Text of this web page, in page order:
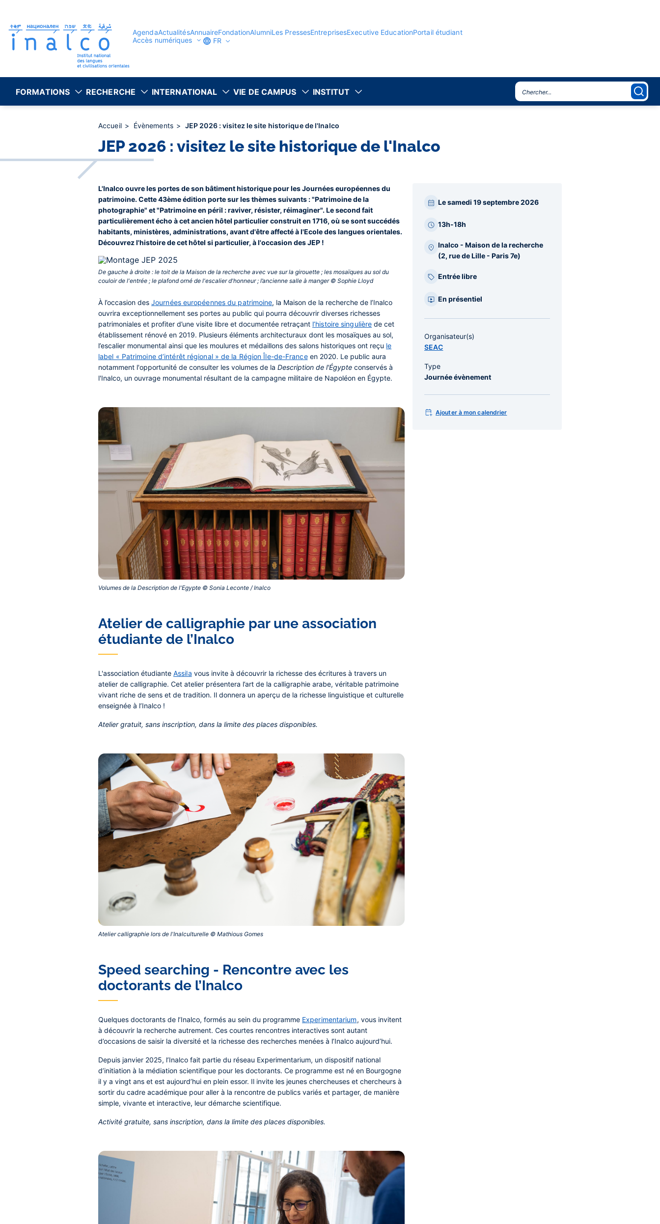
principal
AgendaActualitésAnnuaireFondationAlumniLes PressesEntreprisesExecutive EducationPortail étudiant
Accès numériques
FR
FORMATIONS RECHERCHE INTERNATIONAL VIE DE CAMPUS INSTITUT
Accueil Évènements JEP 2026 : visitez le site historique de l'Inalco
JEP 2026 : visitez le site historique de l'Inalco
L'Inalco ouvre les portes de son bâtiment historique pour les Journées européennes du
patrimoine. Cette 43ème édition porte sur les thèmes suivants : "Patrimoine de la
photographie" et "Patrimoine en péril : raviver, résister, réimaginer". Le second fait
particulièrement écho à cet ancien hôtel particulier construit en 1716, où se sont succédés
habitants, ministères, administrations, avant d'être affecté à l'Ecole des langues orientales.
Découvrez l'histoire de cet hôtel si particulier, à l'occasion des JEP !
De gauche à droite : le toit de la Maison de la recherche avec vue sur la girouette ; les mosaïques au sol du
couloir de l'entrée ; le plafond orné de l'escalier d'honneur ; l’ancienne salle à manger © Sophie Lloyd‎
Paragraphes
barreLe samedi 19 septembre 2026
13h-18h
Inalco - Maison de la recherche
(2, rue de Lille - Paris 7e)
Entrée libre
En présentiel
Organisateur(s)
SEAC
Type
Journée évènement
Ajouter à mon calendrier
À l’occasion des Journées européennes du patrimoine, la Maison de la recherche de l’Inalco
ouvrira exceptionnellement ses portes au public qui pourra découvrir diverses richesses
patrimoniales et profiter d’une visite libre et documentée retraçant l’histoire singulière de cet
établissement rénové en 2019. Plusieurs éléments architecturaux dont les mosaïques au sol,
l’escalier monumental ainsi que les moulures et médaillons des salons historiques ont reçu le
label « Patrimoine d’intérêt régional » de la Région Île-de-Franceen 2020. Le public aura
notamment l'opportunité de consulter les volumes de la Description de l'Égypte conservés à
l'Inalco, un ouvrage monumental résultant de la campagne militaire de Napoléon en Égypte.
Volumes de la Description de l'Egypte © Sonia Leconte / Inalco‎
Atelier de calligraphie par une association
étudiante de l’Inalco
L'association étudiante Assila vous invite à découvrir la richesse des écritures à travers un
atelier de calligraphie. Cet atelier présentera l’art de la calligraphie arabe, véritable patrimoine
vivant riche de sens et de tradition. Il donnera un aperçu de la richesse linguistique et culturelle
enseignée à l’Inalco !
Atelier gratuit, sans inscription, dans la limite des places disponibles.
Atelier calligraphie lors de l'Inalculturelle © Mathious Gomes‎
Speed searching - Rencontre avec les
doctorants de l’Inalco
Quelques doctorants de l’Inalco, formés au sein du programme Experimentarium, vous invitent
à découvrir la recherche autrement. Ces courtes rencontres interactives sont autant
d’occasions de saisir la diversité et la richesse des recherches menées à l’Inalco aujourd’hui.
Depuis janvier 2025, l’Inalco fait partie du réseau Experimentarium, un dispositif national
d’initiation à la médiation scientifique pour les doctorants. Ce programme est né en Bourgogne
il y a vingt ans et est aujourd’hui en plein essor. Il invite les jeunes chercheuses et chercheurs à
sortir du cadre académique pour aller à la rencontre de publics variés et partager, de manière
simple, vivante et interactive, leur démarche scientifique.
Activité gratuite, sans inscription, dans la limite des places disponibles.